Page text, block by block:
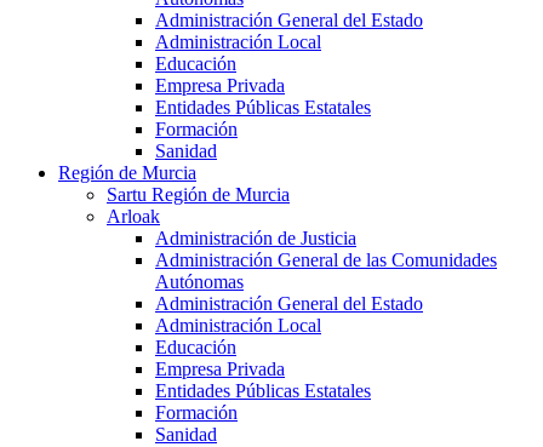
Administración General del Estado
Administración Local
Educación
Empresa Privada
Entidades Públicas Estatales
Formación
Sanidad
Región de Murcia
Sartu Región de Murcia
Arloak
Administración de Justicia
Administración General de las Comunidades
Autónomas
Administración General del Estado
Administración Local
Educación
Empresa Privada
Entidades Públicas Estatales
Formación
Sanidad